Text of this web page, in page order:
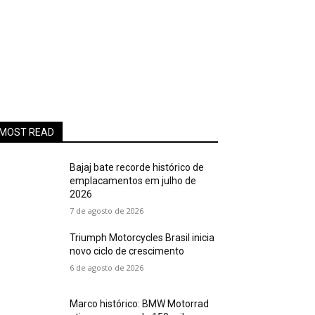
MOST READ
Bajaj bate recorde histórico de
emplacamentos em julho de
2026
7 de agosto de 2026
Triumph Motorcycles Brasil inicia
novo ciclo de crescimento
6 de agosto de 2026
Marco histórico: BMW Motorrad